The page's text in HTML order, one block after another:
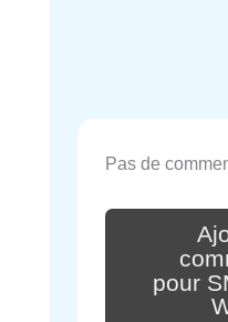
Pas de
pour